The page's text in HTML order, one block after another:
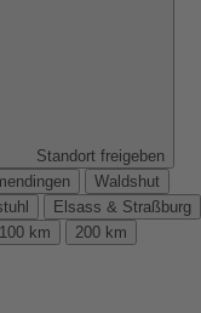
Standort freigeben
Waldshut
Elsass & Straßburg
100 km
200 km